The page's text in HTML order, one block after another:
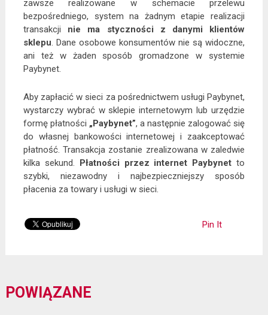
zawsze realizowane w schemacie przelewu
bezpośredniego, system na żadnym etapie realizacji
transakcji nie ma styczności z danymi klientów
sklepu. Dane osobowe konsumentów nie są widoczne,
ani też w żaden sposób gromadzone w systemie
Paybynet.
Aby zapłacić w sieci za pośrednictwem usługi Paybynet,
wystarczy wybrać w sklepie internetowym lub urzędzie
formę płatności „Paybynet”, a następnie zalogować się
do własnej bankowości internetowej i zaakceptować
płatność. Transakcja zostanie zrealizowana w zaledwie
kilka sekund. Płatności przez internet Paybynet to
szybki, niezawodny i najbezpieczniejszy sposób
płacenia za towary i usługi w sieci.
Pin It
POWIĄZANE